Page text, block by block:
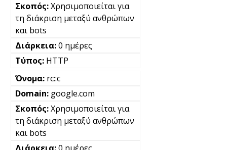
Χρησιμοποιείται για
τη διάκριση μεταξύ ανθρώπων
και bots
0 ημέρες
HTTP
rc::c
google.com
Χρησιμοποιείται για
τη διάκριση μεταξύ ανθρώπων
και bots